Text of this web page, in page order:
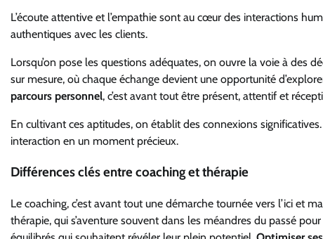
L’écoute attentive et l’empathie sont au cœur des interactions
authentiques avec les clients.
Lorsqu’on pose les questions adéquates, on ouvre la voie à des
sur mesure, où chaque échange devient une opportunité
parcours personnel, c’est avant tout être présent, attentif et
En cultivant ces aptitudes, on établit des connexions
interaction en un moment précieux.
Différences clés entre coaching et thérapie
Le coaching, c’est avant tout une démarche tournée vers l’ici et
thérapie, qui s’aventure souvent dans les méandres du passé